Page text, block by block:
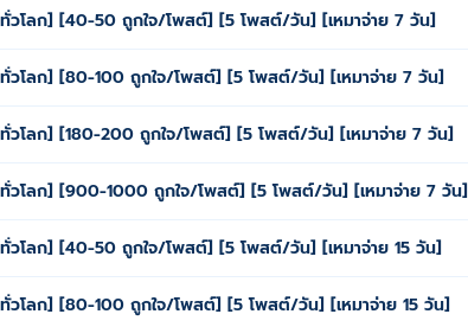
โลก] [40-50 ถูกใจ/โพสต์] [5 โพสต์/วัน] [เหมาจ่าย 7 วัน]
โลก] [80-100 ถูกใจ/โพสต์] [5 โพสต์/วัน] [เหมาจ่าย 7 วัน]
โลก] [180-200 ถูกใจ/โพสต์] [5 โพสต์/วัน] [เหมาจ่าย 7 วัน]
โลก] [900-1000 ถูกใจ/โพสต์] [5 โพสต์/วัน] [เหมาจ่าย 7 วัน]
โลก] [40-50 ถูกใจ/โพสต์] [5 โพสต์/วัน] [เหมาจ่าย 15 วัน]
โลก] [80-100 ถูกใจ/โพสต์] [5 โพสต์/วัน] [เหมาจ่าย 15 วัน]